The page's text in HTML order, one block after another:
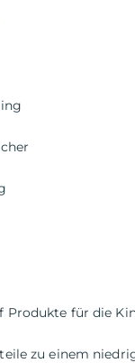
Produkte für die
zu einem